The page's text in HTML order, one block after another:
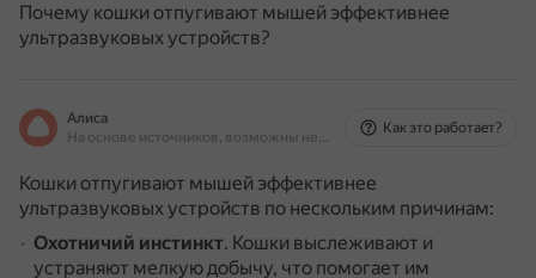
Почему кошки отпугивают мышей эффективнее
ультразвуковых устройств?
Алиса
На основе источников, возможны неточности
Как это работает?
Кошки отпугивают мышей эффективнее
ультразвуковых устройств по нескольким причинам:
Охотничий инстинкт. Кошки выслеживают и
устраняют мелкую добычу, что помогает им